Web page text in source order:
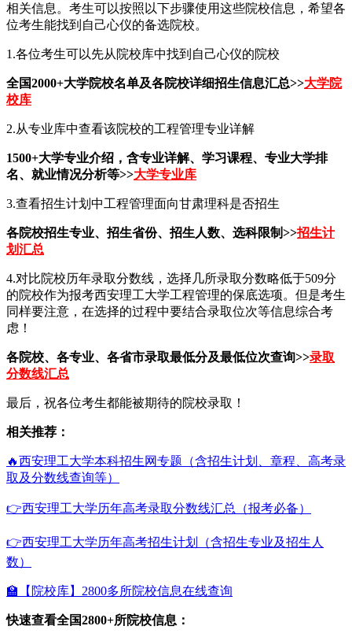
相关信息。考生可以按照以下步骤使用这些院校信息，希望各
位考生能找到自己心仪的备选院校。
1.各位考生可以先从院校库中找到自己心仪的院校
全国2000+大学院校名单及各院校详细招生信息汇总>>大学院
校库
2.从专业库中查看该院校的工程管理专业详解
1500+大学专业介绍，含专业详解、学习课程、专业大学排
名、就业情况分析等>>大学专业库
3.查看招生计划中工程管理面向甘肃理科是否招生
各院校招生专业、招生省份、招生人数、选科限制>>招生计
划汇总
4.对比院校历年录取分数线，选择几所录取分数略低于509分
的院校作为报考西安理工大学工程管理的保底选项。但是考生
同样要注意，在选择的过程中要结合录取位次等信息综合考
虑！
各院校、各专业、各省市录取最低分及最低位次查询>>录取
分数线汇总
最后，祝各位考生都能被期待的院校录取！
相关推荐：
🔥西安理工大学本科招生网专题（含招生计划、章程、高考录
取及分数线查询等）
👉西安理工大学历年高考录取分数线汇总（报考必备）
👉西安理工大学历年高考招生计划（含招生专业及招生人
数）
🏫【院校库】2800多所院校信息在线查询
快速查看全国2800+所院校信息：